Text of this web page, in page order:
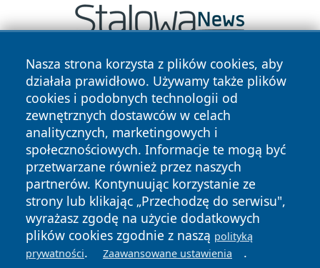
Nasza strona korzysta z plików cookies, aby
działała prawidłowo. Używamy także plików
cookies i podobnych technologii od
zewnętrznych dostawców w celach
analitycznych, marketingowych i
społecznościowych. Informacje te mogą być
przetwarzane również przez naszych
partnerów. Kontynuując korzystanie ze
strony lub klikając „Przechodzę do serwisu",
wyrażasz zgodę na użycie dodatkowych
plików cookies zgodnie z naszą polityką
prywatności. Zaawansowane ustawienia .
Copyright © 2026 wiadomoscilublin.pl Wszystkie prawa
zastrzeżone.
News Autorzy
Polityka
Prywatności
Polityka
Cookies